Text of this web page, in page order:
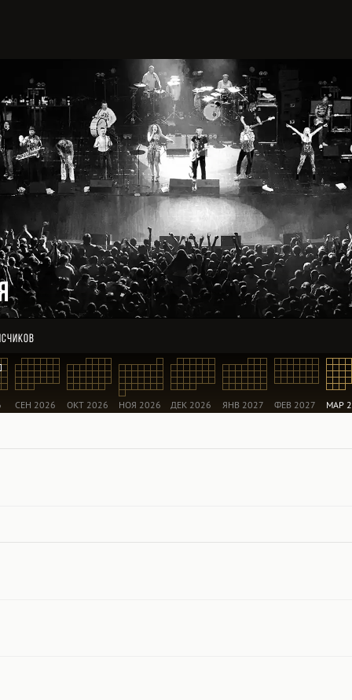
СЕН 2026 ОКТ 2026 НОЯ 2026 ДЕК 2026 ЯНВ 2027 ФЕВ 2027 МАР